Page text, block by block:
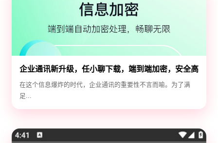
企业通讯新升级，任小聊下载，端到端加密，安全高
效！
在这个信息爆炸的时代，企业通讯的重要性不言而喻。为了满
足...